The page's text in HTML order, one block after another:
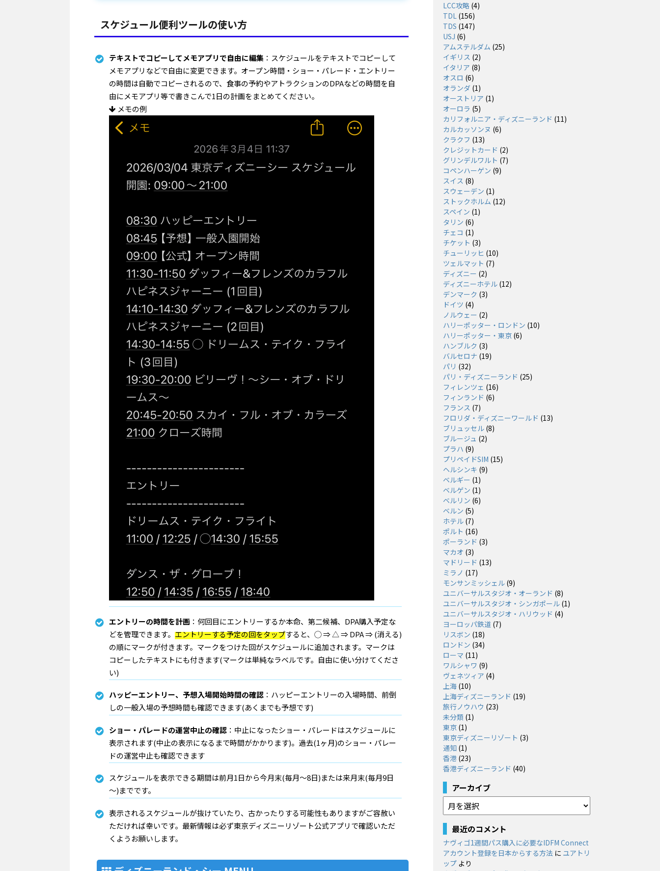
スケジュール便利ツールの使い方
テキストでコピーしてメモアプリで自由に編集 ：スケジュールをテキストでコピーして
メモアプリなどで自由に変更できます。オープン時間・ショー・パレード・エントリー
の時間は自動でコピーされるので、食事の予約やアトラクションのDPAなどの時間を自
由にメモアプリ等で書きこんで1日の計画をまとめてください。
メモの例
エントリーの時間を計画 ：何回目にエントリーするか本命、第二候補、DPA購入予定な
どを管理できます。 エントリーする予定の回をタップすると、◯ ⇒ △ ⇒ DPA ⇒ (消える)
の順にマークが付きます。マークをつけた回がスケジュールに追加されます。マークは
コピーしたテキストにも付きます(マークは単純なラベルです。自由に使い分けてくださ
い)
ハッピーエントリー、予想入場開始時間の確認 ：ハッピーエントリーの入場時間、前倒
しの一般入場の予想時間も確認できます(あくまでも予想です)
ショー・パレードの運営中止の確認 ：中止になったショー・パレードはスケジュールに
表示されます(中止の表示になるまで時間がかかります)。過去(1ヶ月)のショー・パレー
ドの運営中止も確認できます
スケジュールを表示できる期間は前月1日から今月末(毎月～8日)または来月末(毎月9日
～)までです。
表示されるスケジュールが抜けていたり、古かったりする可能性もありますがご容赦い
ただければ幸いです。最新情報は必ず東京ディズニーリゾート公式アプリで確認いただ
くようお願いします。
LCC攻略 (4)
TDL (156)
TDS (147)
USJ (6)
アムステルダム (25)
イギリス (2)
イタリア (8)
オスロ (6)
オランダ (1)
オーストリア (1)
オーロラ (5)
カリフォルニア・ディズニーランド (11)
カルカッソンヌ (6)
クラクフ (13)
クレジットカード (2)
グリンデルワルト (7)
コペンハーゲン (9)
スイス (8)
スウェーデン (1)
ストックホルム (12)
スペイン (1)
タリン (6)
チェコ (1)
チケット (3)
チューリッヒ (10)
ツェルマット (7)
ディズニー (2)
ディズニーホテル (12)
デンマーク (3)
ドイツ (4)
ノルウェー (2)
ハリーポッター・ロンドン (10)
ハリーポッター・東京 (6)
ハンブルク (3)
バルセロナ (19)
パリ (32)
パリ・ディズニーランド (25)
フィレンツェ (16)
フィンランド (6)
フランス (7)
フロリダ・ディズニーワールド (13)
ブリュッセル (8)
ブルージュ (2)
プラハ (9)
プリペイドSIM (15)
ヘルシンキ (9)
ベルギー (1)
ベルゲン (1)
ベルリン (6)
ベルン (5)
ホテル (7)
ポルト (16)
ポーランド (3)
マカオ (3)
マドリード (13)
ミラノ (17)
モンサンミッシェル (9)
ユニバーサルスタジオ・オーランド (8)
ユニバーサルスタジオ・シンガポール (1)
ユニバーサルスタジオ・ハリウッド (4)
ヨーロッパ鉄道 (7)
リスボン (18)
ロンドン (34)
ローマ (11)
ワルシャワ (9)
ヴェネツィア (4)
上海 (10)
上海ディズニーランド (19)
旅行ノウハウ (23)
未分類 (1)
東京 (1)
東京ディズニーリゾート (3)
通知 (1)
香港 (23)
香港ディズニーランド (40)
アーカイブ
ア
ー
カ
イ
ブ
最近のコメント
ナヴィゴ1週間パス購入に必要なIDFM Connect
アカウント登録を日本からする方法 に ユアトリ
ップ より